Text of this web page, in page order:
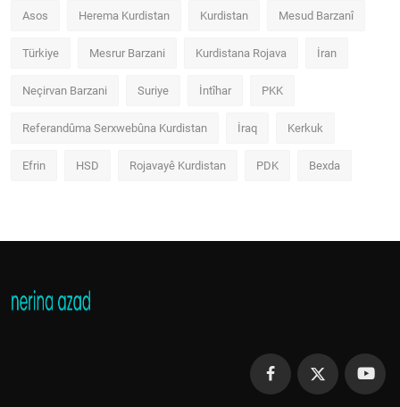
Asos Herema Kurdistan Kurdistan Mesud Barzanî
Türkiye Mesrur Barzani Kurdistana Rojava İran
Neçirvan Barzani Suriye İntîhar PKK
Referandûma Serxwebûna Kurdistan İraq Kerkuk
Efrin HSD Rojavayê Kurdistan PDK Bexda